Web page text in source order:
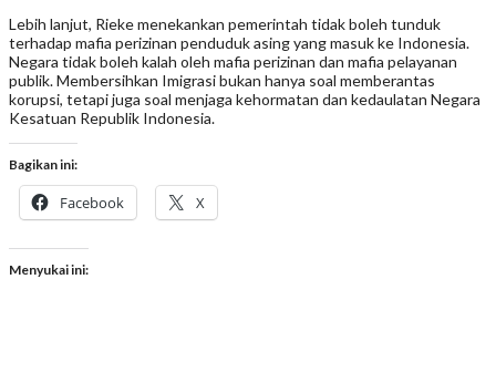
Lebih lanjut, Rieke menekankan pemerintah tidak boleh tunduk
terhadap mafia perizinan penduduk asing yang masuk ke Indonesia.
Negara tidak boleh kalah oleh mafia perizinan dan mafia pelayanan
publik. Membersihkan Imigrasi bukan hanya soal memberantas
korupsi, tetapi juga soal menjaga kehormatan dan kedaulatan Negara
Kesatuan Republik Indonesia.
Bagikan ini:
Facebook X
Menyukai ini: